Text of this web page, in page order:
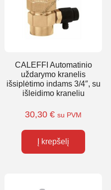
CALEFFI Automatinio
uždarymo kranelis
išsiplėtimo indams 3/4″, su
išleidimo kraneliu
30,30 € su PVM
Į krepšelį